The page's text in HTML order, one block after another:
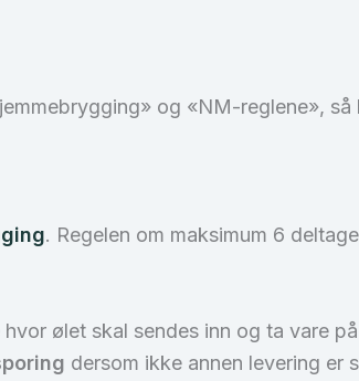
og «NM-reglene»,
. Regelen om maksimum 6
ølet skal sendes inn og ta vare på
dersom ikke annen levering er